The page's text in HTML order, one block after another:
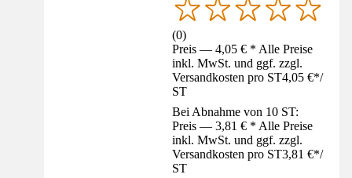
(0)
Preis — 4,05 € * Alle Preise
inkl. MwSt. und ggf. zzgl.
Versandkosten pro ST4,05 €*/
ST
Bei Abnahme von 10 ST:
Preis — 3,81 € * Alle Preise
inkl. MwSt. und ggf. zzgl.
Versandkosten pro ST3,81 €*/
ST